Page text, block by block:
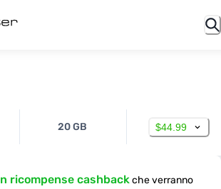
20 GB $44.99
ricompense cashbackche verranno